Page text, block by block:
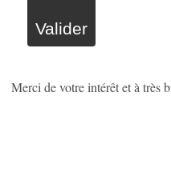
Valider
Merci de votre intérêt et à très